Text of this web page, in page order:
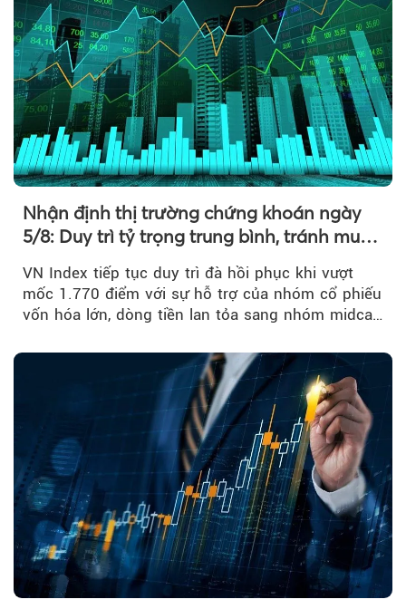
Nhận định thị trường chứng khoán ngày
5/8: Duy trì tỷ trọng trung bình, tránh mua
VN Index tiếp tục duy trì đà hồi phục khi vượt
mốc 1.770 điểm với sự hỗ trợ của nhóm cổ phiếu
vốn hóa lớn, dòng tiền lan tỏa sang nhóm midcap